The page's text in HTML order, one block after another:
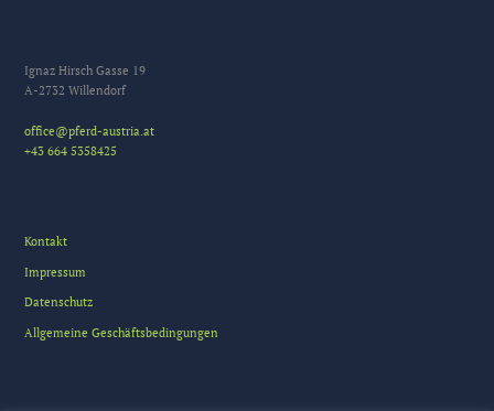
Ignaz Hirsch Gasse 19
A-2732 Willendorf
office@pferd-austria.at
+43 664 5358425
Kontakt
Impressum
Datenschutz
Allgemeine Geschäftsbedingungen